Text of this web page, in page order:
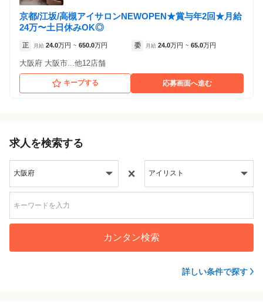
京都/江坂/高槻アイサロンNEWOPEN★賞与年2回★月給
24万〜土日休みOK◎
正 月給 24.0万円 ~ 650.0万円 委 月給 24.0万円 ~ 65.0万円
大阪府 大阪市...他12店舗
キープする 応募画面へ進む
求人を検索する
カンタン検索
詳しい条件で探す